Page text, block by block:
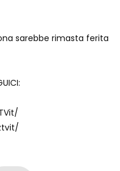
in aria il drone
in mare
sarebbe rimasta ferita